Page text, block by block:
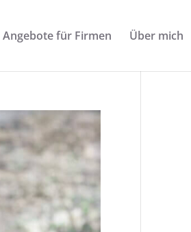
Angebote für Firmen Über mich